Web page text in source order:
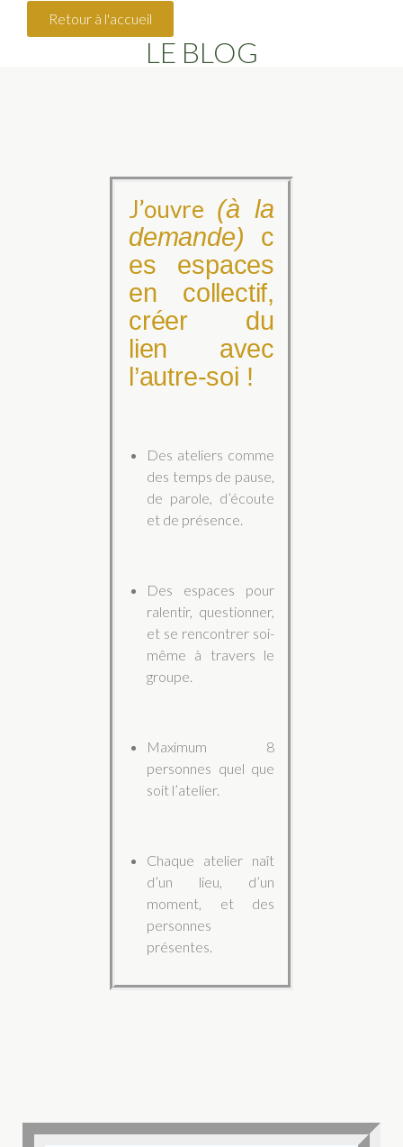
Retour à l'accueil
LE BLOG
J’ouvre (à la
demande) c
es espaces
en collectif,
créer du
lien avec
l’autre-soi !
Des ateliers comme
des temps de pause,
de parole, d’écoute
et de présence.
Des espaces pour
ralentir, questionner,
et se rencontrer soi-
même à travers le
groupe.
Maximum 8
personnes quel que
soit l’atelier.
Chaque atelier naît
d’un lieu, d’un
moment, et des
personnes
présentes.